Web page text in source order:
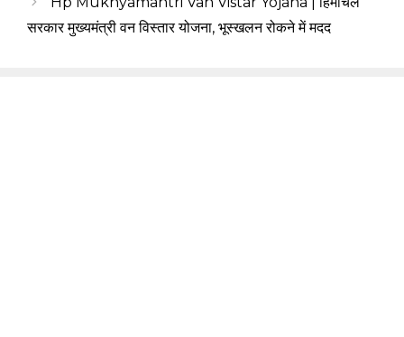
सरकार मुख्यमंत्री वन विस्तार योजना, भूस्खलन रोकने में मदद